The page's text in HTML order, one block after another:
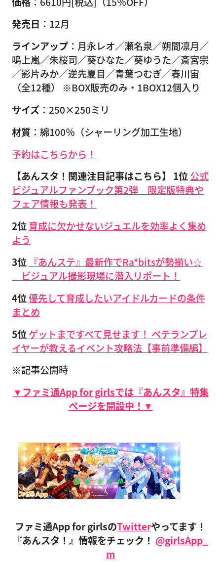
発売日 ：12月
ラインアップ ：月永レオ／瀬名泉／朔間凛月／
鳴上嵐／朱桜司／葵ひなた／葵ゆうた／斎宮宗
／影片みか／逆先夏目／青葉つむぎ／春川宙
（全12種） ※BOX販売のみ・1BOX12個入り
サイズ ：250×250ミリ
材質 ：綿100％（シャーリング加工生地）
予約はこちらから！
【あんスタ！関連注目記事はこちら】
1位公式
ビジュアルファンブック第2弾 限定版特典や
フェア情報も発表！
2位育成に欠かせないジュエルを効率よく集め
よう
3位 『あんステ』最新作でRa*bitsが勢揃い☆
ビジュアル撮影現場に潜入リポート！
4位優先して育成したいアイドルカードの条件
まとめ
5位ゲットまですべて見せます！ ベテランプレ
イヤーが教えるイベント攻略法【事前準備編】
※記事公開時
▼ファミ通App for girlsでは『あんスタ』特集
ページを開設中！▼
ファミ通App for girlsのTwitterやってます！
『あんスタ！』情報をチェック！ @girlsApp_
m